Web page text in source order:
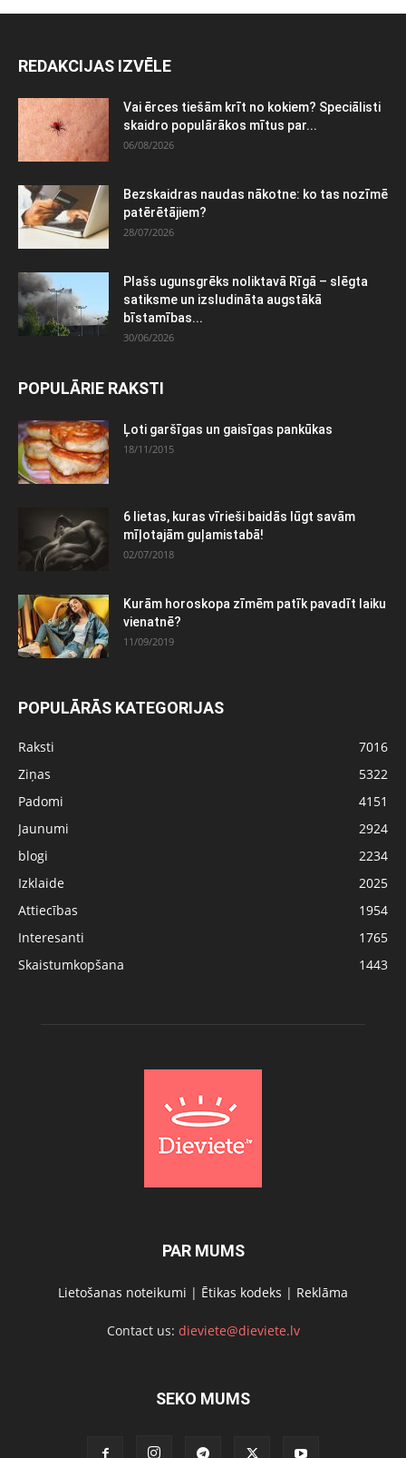
REDAKCIJAS IZVĒLE
Vai ērces tiešām krīt no kokiem? Speciālisti
skaidro populārākos mītus par...
06/08/2026
Bezskaidras naudas nākotne: ko tas nozīmē
patērētājiem?
28/07/2026
Plašs ugunsgrēks noliktavā Rīgā – slēgta
satiksme un izsludināta augstākā
bīstamības...
30/06/2026
POPULĀRIE RAKSTI
Ļoti garšīgas un gaisīgas pankūkas
18/11/2015
6 lietas, kuras vīrieši baidās lūgt savām
mīļotajām guļamistabā!
02/07/2018
Kurām horoskopa zīmēm patīk pavadīt laiku
vienatnē?
11/09/2019
POPULĀRĀS KATEGORIJAS
Raksti
7016
Ziņas
5322
Padomi
4151
Jaunumi
2924
blogi
2234
Izklaide
2025
Attiecības
1954
Interesanti
1765
Skaistumkopšana
1443
PAR MUMS
Lietošanas noteikumi | Ētikas kodeks | Reklāma
Contact us: dieviete@dieviete.lv
SEKO MUMS